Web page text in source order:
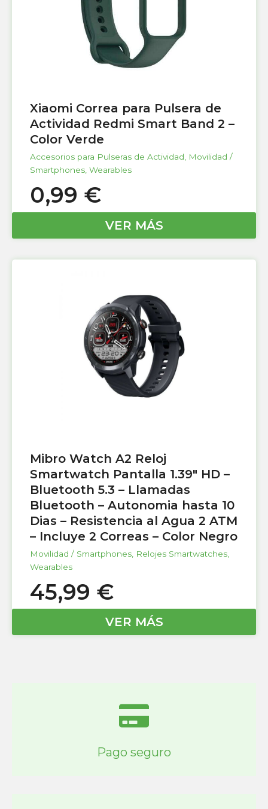
Xiaomi Correa para Pulsera de
Actividad Redmi Smart Band 2 –
Color Verde
Accesorios para Pulseras de Actividad, Movilidad /
Smartphones, Wearables
0,99 €
VER MÁS
Mibro Watch A2 Reloj
Smartwatch Pantalla 1.39″ HD –
Bluetooth 5.3 – Llamadas
Bluetooth – Autonomia hasta 10
Dias – Resistencia al Agua 2 ATM
– Incluye 2 Correas – Color Negro
Movilidad / Smartphones Relojes Smartwatches
Wearables
45,99 €
VER MÁS
Pago seguro